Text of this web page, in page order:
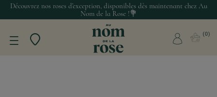
Découvrez nos roses d’exception, disponibles dès maintenant chez Au
Nom de la Rose !💐
0